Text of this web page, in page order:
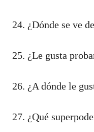
24. ¿Dónde se ve
25. ¿Le gusta
26. ¿A dónde le
27. ¿Qué